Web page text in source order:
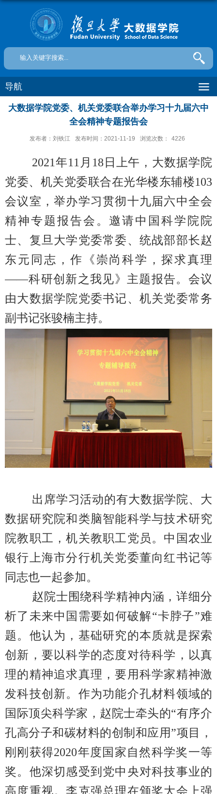
导航
大数据学院党委、机关党委联合举办学习十九届六中
全会精神专题报告会
发布者：刘铁江 发布时间：2021-11-19 浏览次数： 4226
2021年11 月 18 日上午，大数据学院
党委、机关党委联合在光华楼东辅楼103
会议室，举办学习贯彻十九届六中全会
精神专题报告会。邀请中国科学院院
士、复旦大学党委常委、统战部部长赵
东元同志，作《崇尚科学，探求真理
——科研创新之我见》主题报告。会议
由大数据学院党委书记、机关党委常务
副书记张骏楠主持。
出席学习活动的有大数据学院、大
数据研究院和类脑智能科学与技术研究
院教职工，机关教职工党 员。中国农业
银行上海市分行机关党委董向红书记等
同志也一起参加。
赵院士围绕科学精神内涵，详细分
析了未来中国需要如何破解“卡脖子”难
题。他认为，基础研究的本质就是探索
创新，要以科学的态度对待科学，以真
理的精神追求真理，要用科学家精神激
发科技创新。 作为功能介孔材料领域的
国际顶尖科学家， 赵院士牵头的“有序介
孔高分子和碳材料的创制和应用”项目，
刚刚获得2020年度国家自然科学奖一等
奖。他深切感受到 党中央对科技事业的
高度重视。李克强总理在颁奖大会上强